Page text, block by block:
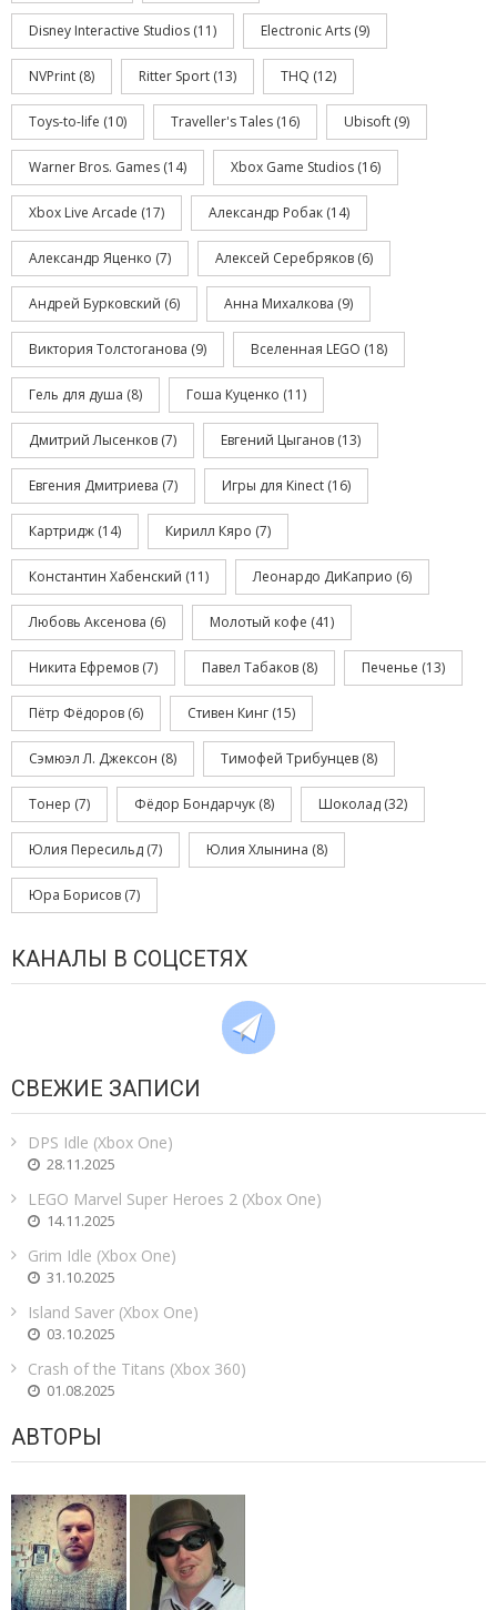
Disney Interactive Studios (11) Electronic Arts (9)
NVPrint (8) Ritter Sport (13) THQ (12)
Toys-to-life (10) Traveller's Tales (16) Ubisoft (9)
Warner Bros. Games (14) Xbox Game Studios (16)
Xbox Live Arcade (17) Александр Робак (14)
Александр Яценко (7) Алексей Серебряков (6)
Андрей Бурковский (6) Анна Михалкова (9)
Виктория Толстоганова (9) Вселенная LEGO (18)
Гель для душа (8) Гоша Куценко (11)
Дмитрий Лысенков (7) Евгений Цыганов (13)
Евгения Дмитриева (7) Игры для Kinect (16)
Картридж (14) Кирилл Кяро (7)
Константин Хабенский (11) Леонардо ДиКаприо (6)
Любовь Аксенова (6) Молотый кофе (41)
Никита Ефремов (7) Павел Табаков (8) Печенье (13)
Пётр Фёдоров (6) Стивен Кинг (15)
Сэмюэл Л. Джексон (8) Тимофей Трибунцев (8)
Тонер (7) Фёдор Бондарчук (8) Шоколад (32)
Юлия Пересильд (7) Юлия Хлынина (8)
Юра Борисов (7)
КАНАЛЫ В СОЦСЕТЯХ
СВЕЖИЕ ЗАПИСИ
DPS Idle (Xbox One)
28.11.2025
LEGO Marvel Super Heroes 2 (Xbox One)
14.11.2025
Grim Idle (Xbox One)
31.10.2025
Island Saver (Xbox One)
03.10.2025
Crash of the Titans (Xbox 360)
01.08.2025
АВТОРЫ